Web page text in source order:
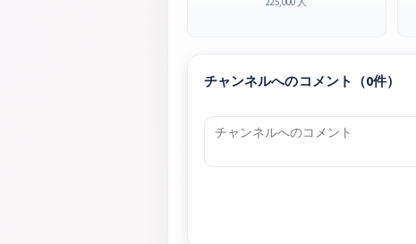
チャンネルへのコメント（0件）